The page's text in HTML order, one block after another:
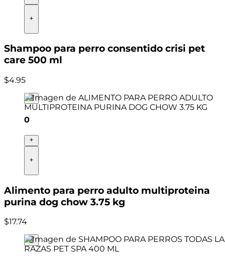
Shampoo para perro consentido crisi pet
care 500 ml
$4.95
0
Alimento para perro adulto multiproteina
purina dog chow 3.75 kg
$17.74